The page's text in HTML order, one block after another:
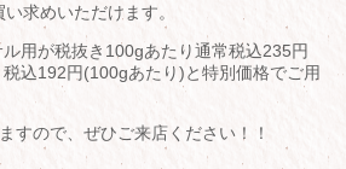
求めいただけます。
用が税抜き100gあたり通常税込235円
込192円(100gあたり)と特別価格でご用
すので、ぜひご来店ください！！